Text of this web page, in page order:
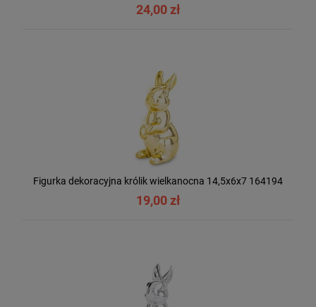
24,00 zł
Figurka dekoracyjna królik wielkanocna 14,5x6x7 164194
19,00 zł